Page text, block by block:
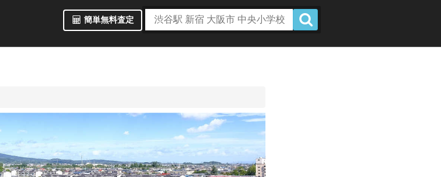
簡単無料査定